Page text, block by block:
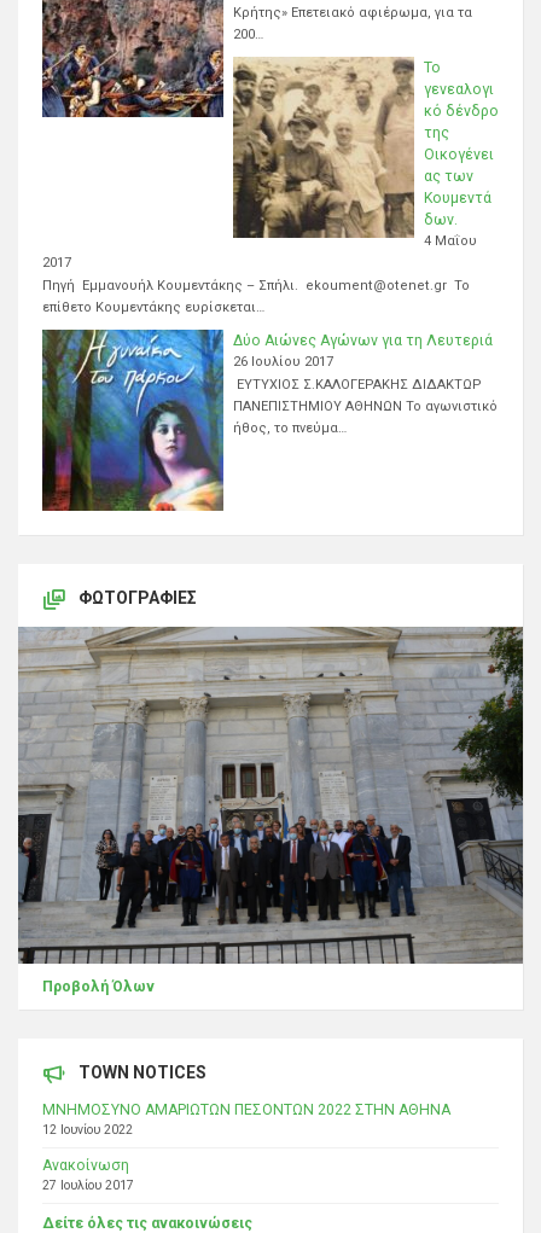
Κρήτης» Επετειακό αφιέρωμα, για τα
200…
Το
γενεαλογι
κό δένδρο
της
Οικογένει
ας των
Κουμεντά
δων.
4 Μαΐου
2017
Πηγή Εμμανουήλ Κουμεντάκης – Σπήλι. ekoument@otenet.gr Το
επίθετο Κουμεντάκης ευρίσκεται…
Δύο Αιώνες Αγώνων για τη Λευτεριά
26 Ιουλίου 2017
ΕΥΤΥΧΙΟΣ Σ.ΚΑΛΟΓΕΡΑΚΗΣ ΔΙΔΑΚΤΩΡ
ΠΑΝΕΠΙΣΤΗΜΙΟΥ ΑΘΗΝΩΝ Το αγωνιστικό
ήθος, το πνεύμα…
ΦΩΤΟΓΡΑΦΊΕΣ
Προβολή Όλων
TOWN NOTICES
ΜΝΗΜΟΣΥΝΟ ΑΜΑΡΙΩΤΩΝ ΠΕΣΟΝΤΩΝ 2022 ΣΤΗΝ ΑΘΗΝΑ
12 Ιουνίου 2022
Ανακοίνωση
27 Ιουλίου 2017
Δείτε όλες τις ανακοινώσεις